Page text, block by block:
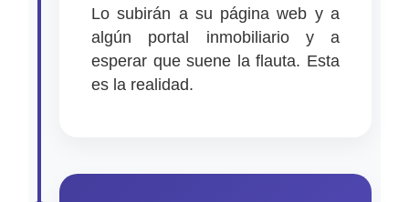
Lo subirán a su página web y a
algún portal inmobiliario y a
esperar que suene la flauta. Esta
es la realidad.